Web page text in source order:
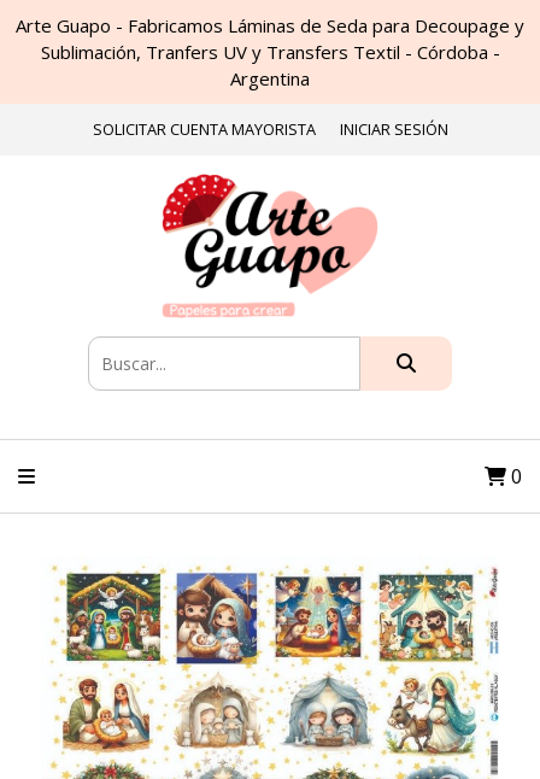
Arte Guapo - Fabricamos Láminas de Seda para Decoupage y
Sublimación, Tranfers UV y Transfers Textil - Córdoba -
Argentina
SOLICITAR CUENTA MAYORISTA INICIAR SESIÓN
0